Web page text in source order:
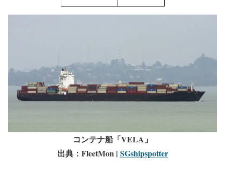
コンテナ船「VELA」
出典：FleetMon | SGshipspotter